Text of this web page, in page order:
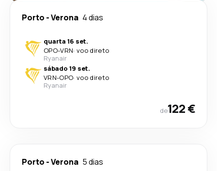
Porto -Verona 4 dias
quarta 16 set.
OPO-VRN· voo direto
Ryanair
sábado 19 set.
VRN-OPO· voo direto
Ryanair
de122 €
Porto -Verona 5 dias